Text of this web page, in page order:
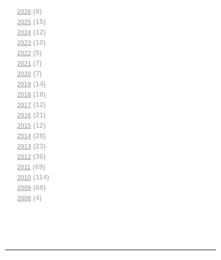
2026 (8)
2025 (15)
2024 (12)
2023 (10)
2022 (5)
2021 (7)
2020 (7)
2019 (14)
2018 (18)
2017 (12)
2016 (21)
2015 (12)
2014 (28)
2013 (23)
2012 (36)
2011 (69)
2010 (114)
2009 (68)
2008 (4)